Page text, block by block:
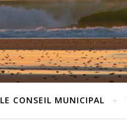
LE CONSEIL MUNICIPAL